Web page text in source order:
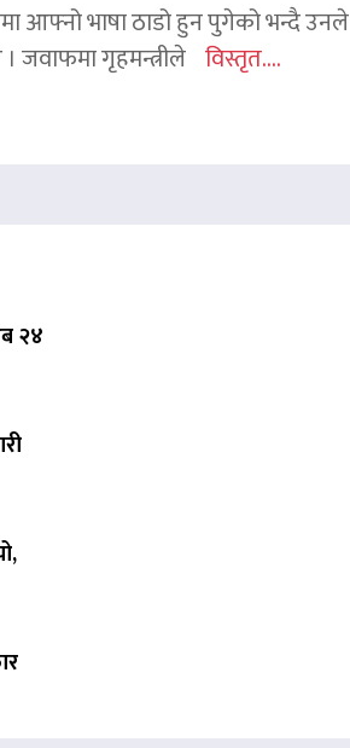
आफ्नो भाषा ठाडो हुन पुगेको भन्दै उनले
जवाफमा गृहमन्त्रीले विस्तृत....
२४